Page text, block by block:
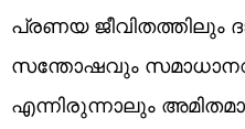
പ്രണയ ജീവിതത്തിലും
സന്തോഷവും
എന്നിരുന്നാലും